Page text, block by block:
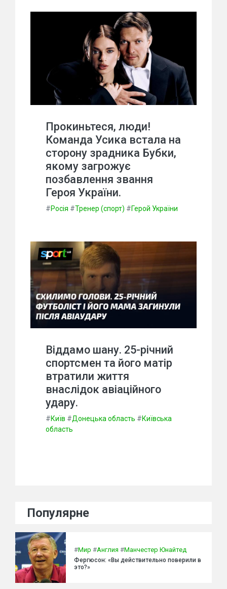
Прокиньтеся, люди!
Команда Усика встала на
сторону зрадника Бубки,
якому загрожує
позбавлення звання
Героя України.
#Росія #Тренер (спорт) #Герой України
Віддамо шану. 25-річний
спортсмен та його матір
втратили життя
внаслідок авіаційного
удару.
#Київ #Донецька область #Київська
область
Популярне
#Мир #Англия #Манчестер Юнайтед
Фергюсон: «Вы действительно поверили в
это?»